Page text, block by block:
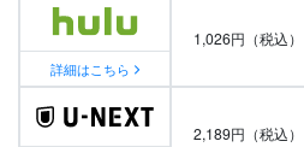
詳細はこちら
1,026円（税込）
2,189円（税込）